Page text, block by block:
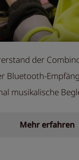
der
Bluetooth-
musikalische
Mehr erfahren